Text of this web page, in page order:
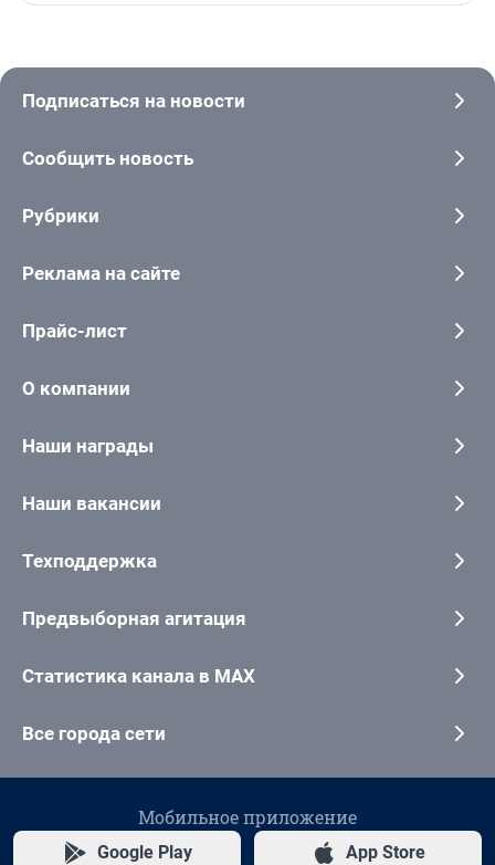
Подписаться на новости
Сообщить новость
Рубрики
Реклама на сайте
Прайс-лист
О компании
Наши награды
Наши вакансии
Техподдержка
Предвыборная агитация
Статистика канала в MAX
Все города сети
Мобильное приложение
Google Play App Store